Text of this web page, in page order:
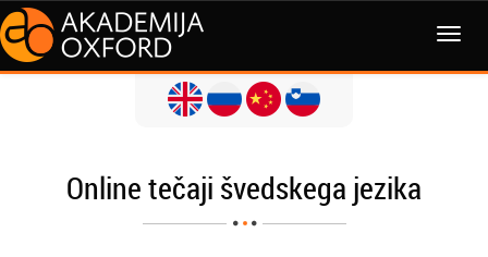
MENI
Online tečaji švedskega jezika